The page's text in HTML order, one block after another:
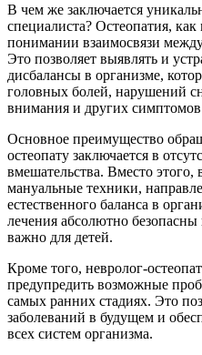
В чем же заключается
специалиста? Остеопатия,
понимании взаимосвязи
Это позволяет выявлять и
дисбалансы в организме,
головных болей, нарушений
внимания и других
Основное преимущество
остеопату заключается в
вмешательства. Вместо этого,
мануальные техники,
естественного баланса в
лечения абсолютно
важно для детей.
Кроме того, невролог-
предупредить возможные
самых ранних стадиях. Это
заболеваний в будущем и
всех систем организма.